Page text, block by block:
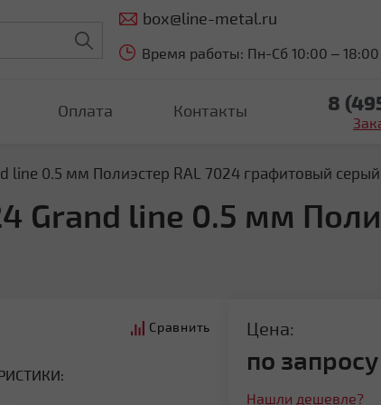
box@line-metal.ru
Время работы: Пн-Сб 10:00 – 18:00
Оплата Контакты 8
line 0.5 мм Полиэстер RAL 7024 графитовый
Grand line 0.5 мм
Сравнить Цена:
по запросу
Нашли дешевле?